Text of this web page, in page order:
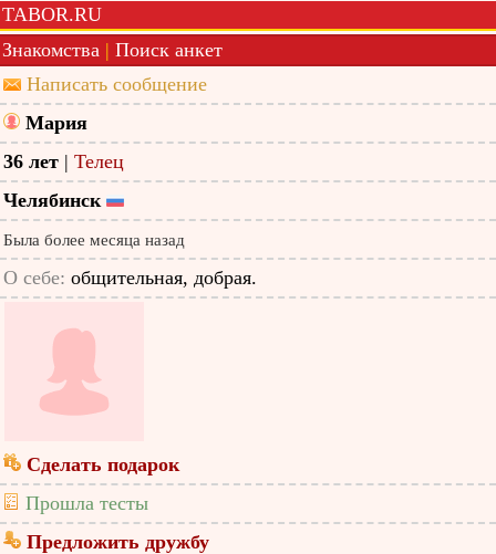
TABOR.RU
Знакомства | Поиск анкет
Написать сообщение
Мария
36 лет | Телец
Челябинск
Была более месяца назад
О себе: общительная, добрая.
Сделать подарок
Прошла тесты
Предложить дружбу